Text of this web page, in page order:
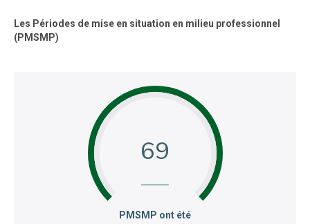
Les Périodes de mise en situation en milieu professionnel
(PMSMP)
69
:PMSMP ont été